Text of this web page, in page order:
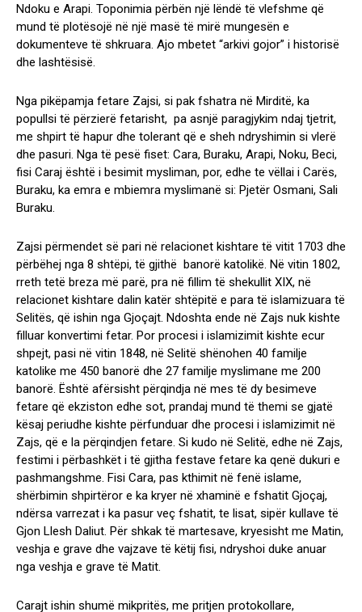
Ndoku e Arapi. Toponimia përbën një lëndë të vlefshme që
mund të plotësojë në një masë të mirë mungesën e
dokumenteve të shkruara. Ajo mbetet “arkivi gojor” i historisë
dhe lashtësisë.
Nga pikëpamja fetare Zajsi, si pak fshatra në Mirditë, ka
popullsi të përzierë fetarisht, pa asnjë paragjykim ndaj tjetrit,
me shpirt të hapur dhe tolerant që e sheh ndryshimin si vlerë
dhe pasuri. Nga të pesë fiset: Cara, Buraku, Arapi, Noku, Beci,
fisi Caraj është i besimit mysliman, por, edhe te vëllai i Carës,
Buraku, ka emra e mbiemra myslimanë si: Pjetër Osmani, Sali
Buraku.
Zajsi përmendet së pari në relacionet kishtare të vitit 1703 dhe
përbëhej nga 8 shtëpi, të gjithë banorë katolikë. Në vitin 1802,
rreth tetë breza më parë, pra në fillim të shekullit XIX, në
relacionet kishtare dalin katër shtëpitë e para të islamizuara të
Selitës, që ishin nga Gjoçajt. Ndoshta ende në Zajs nuk kishte
filluar konvertimi fetar. Por procesi i islamizimit kishte ecur
shpejt, pasi në vitin 1848, në Selitë shënohen 40 familje
katolike me 450 banorë dhe 27 familje myslimane me 200
banorë. Është afërsisht përqindja në mes të dy besimeve
fetare që ekziston edhe sot, prandaj mund të themi se gjatë
kësaj periudhe kishte përfunduar dhe procesi i islamizimit në
Zajs, që e la përqindjen fetare. Si kudo në Selitë, edhe në Zajs,
festimi i përbashkët i të gjitha festave fetare ka qenë dukuri e
pashmangshme. Fisi Cara, pas kthimit në fenë islame,
shërbimin shpirtëror e ka kryer në xhaminë e fshatit Gjoçaj,
ndërsa varrezat i ka pasur veç fshatit, te lisat, sipër kullave të
Gjon Llesh Daliut. Për shkak të martesave, kryesisht me Matin,
veshja e grave dhe vajzave të këtij fisi, ndryshoi duke anuar
nga veshja e grave të Matit.
Carajt ishin shumë mikpritës, me pritjen protokollare,